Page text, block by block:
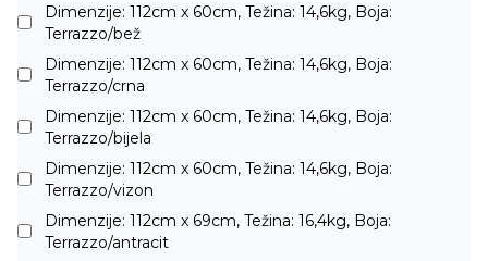
Dimenzije: 112cm x 60cm, Težina: 14,6kg, Boja:
Terrazzo/bež
Dimenzije: 112cm x 60cm, Težina: 14,6kg, Boja:
Terrazzo/crna
Dimenzije: 112cm x 60cm, Težina: 14,6kg, Boja:
Terrazzo/bijela
Dimenzije: 112cm x 60cm, Težina: 14,6kg, Boja:
Terrazzo/vizon
Dimenzije: 112cm x 69cm, Težina: 16,4kg, Boja:
Terrazzo/antracit